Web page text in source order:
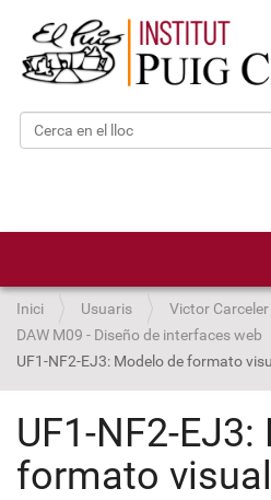
Cerca
Inici Usuaris
Victor Carceler
DAW M09 - Diseño de interfaces web
UF1-NF2-EJ3: Modelo de formato
UF1-NF2-
formato visual